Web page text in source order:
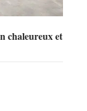
chaleureux et